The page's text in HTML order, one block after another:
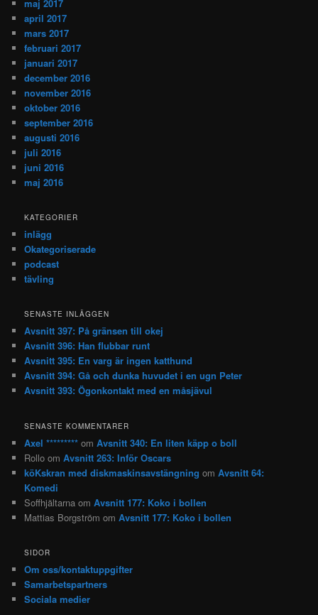
maj 2017
april 2017
mars 2017
februari 2017
januari 2017
december 2016
november 2016
oktober 2016
september 2016
augusti 2016
juli 2016
juni 2016
maj 2016
KATEGORIER
inlägg
Okategoriserade
podcast
tävling
SENASTE INLÄGGEN
Avsnitt 397: På gränsen till okej
Avsnitt 396: Han flubbar runt
Avsnitt 395: En varg är ingen katthund
Avsnitt 394: Gå och dunka huvudet i en ugn Peter
Avsnitt 393: Ögonkontakt med en måsjävul
SENASTE KOMMENTARER
Axel ********* omAvsnitt 340: En liten käpp o boll
Rollo omAvsnitt 263: Inför Oscars
köKskran med diskmaskinsavstängning omAvsnitt 64:
Komedi
Soffhjältarna omAvsnitt 177: Koko i bollen
Mattias Borgström omAvsnitt 177: Koko i bollen
SIDOR
Om oss/kontaktuppgifter
Samarbetspartners
Sociala medier